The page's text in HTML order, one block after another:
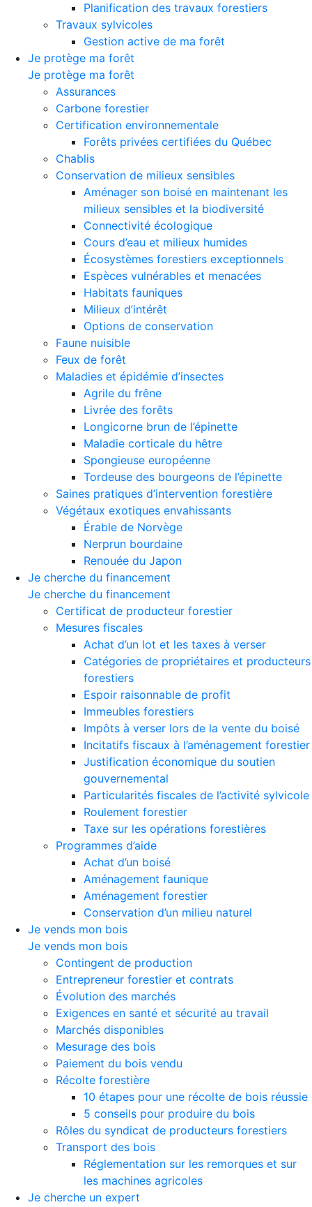
Planification des travaux forestiers
Travaux sylvicoles
Gestion active de ma forêt
Je protège ma forêt
Je protège ma forêt
Assurances
Carbone forestier
Certification environnementale
Forêts privées certifiées du Québec
Chablis
Conservation de milieux sensibles
Aménager son boisé en maintenant les
milieux sensibles et la biodiversité
Connectivité écologique
Cours d’eau et milieux humides
Écosystèmes forestiers exceptionnels
Espèces vulnérables et menacées
Habitats fauniques
Milieux d’intérêt
Options de conservation
Faune nuisible
Feux de forêt
Maladies et épidémie d’insectes
Agrile du frêne
Livrée des forêts
Longicorne brun de l’épinette
Maladie corticale du hêtre
Spongieuse européenne
Tordeuse des bourgeons de l’épinette
Saines pratiques d’intervention forestière
Végétaux exotiques envahissants
Érable de Norvège
Nerprun bourdaine
Renouée du Japon
Je cherche du financement
Je cherche du financement
Certificat de producteur forestier
Mesures fiscales
Achat d’un lot et les taxes à verser
Catégories de propriétaires et producteurs
forestiers
Espoir raisonnable de profit
Immeubles forestiers
Impôts à verser lors de la vente du boisé
Incitatifs fiscaux à l’aménagement forestier
Justification économique du soutien
gouvernemental
Particularités fiscales de l’activité sylvicole
Roulement forestier
Taxe sur les opérations forestières
Programmes d’aide
Achat d’un boisé
Aménagement faunique
Aménagement forestier
Conservation d’un milieu naturel
Je vends mon bois
Je vends mon bois
Contingent de production
Entrepreneur forestier et contrats
Évolution des marchés
Exigences en santé et sécurité au travail
Marchés disponibles
Mesurage des bois
Paiement du bois vendu
Récolte forestière
10 étapes pour une récolte de bois réussie
5 conseils pour produire du bois
Rôles du syndicat de producteurs forestiers
Transport des bois
Réglementation sur les remorques et sur
les machines agricoles
Je cherche un expert